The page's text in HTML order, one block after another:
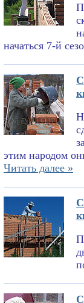
начаться 7-й
этим народом
Читать далее »